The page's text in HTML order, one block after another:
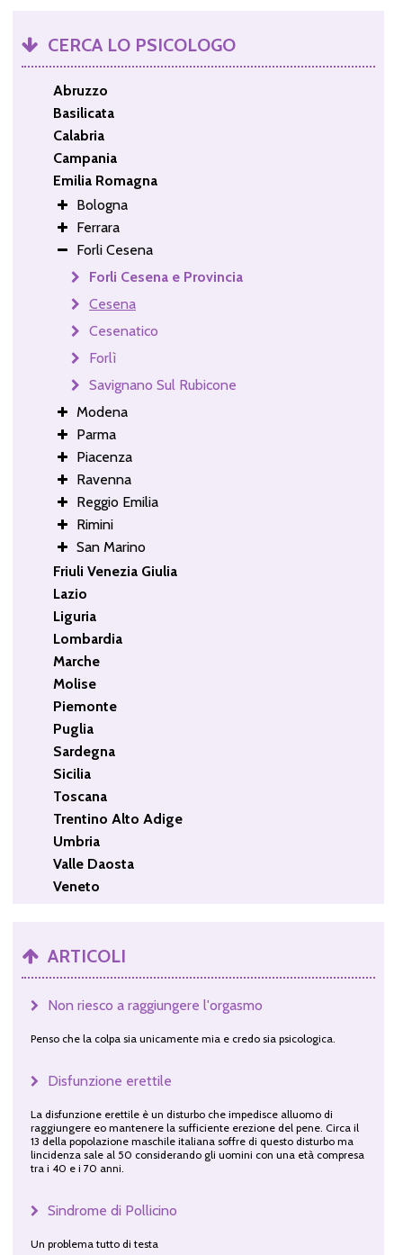
CERCA LO PSICOLOGO
Abruzzo
Basilicata
Calabria
Campania
Emilia Romagna
Bologna
Ferrara
Forli Cesena
Forli Cesena e Provincia
Cesena
Cesenatico
Forlì
Savignano Sul Rubicone
Modena
Parma
Piacenza
Ravenna
Reggio Emilia
Rimini
San Marino
Friuli Venezia Giulia
Lazio
Liguria
Lombardia
Marche
Molise
Piemonte
Puglia
Sardegna
Sicilia
Toscana
Trentino Alto Adige
Umbria
Valle Daosta
Veneto
ARTICOLI
Non riesco a raggiungere l'orgasmo
Penso che la colpa sia unicamente mia e credo sia psicologica.
Disfunzione erettile
La disfunzione erettile è un disturbo che impedisce alluomo di
raggiungere eo mantenere la sufficiente erezione del pene. Circa il
13 della popolazione maschile italiana soffre di questo disturbo ma
lincidenza sale al 50 considerando gli uomini con una età compresa
tra i 40 e i 70 anni.
Sindrome di Pollicino
Un problema tutto di testa